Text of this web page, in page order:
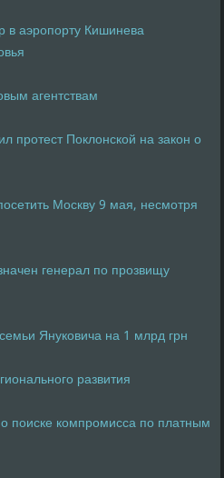
в аэропорту Кишинева
агентствам
протест Поклонской на закон о
Москву 9 мая, несмотря
генерал по прозвищу
Януковича на 1 млрд грн
развития
поиске компромисса по платным